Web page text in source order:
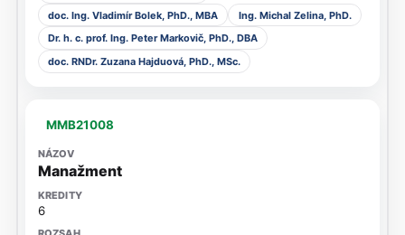
doc. Ing. Vladimír Bolek, PhD., MBA
Ing. Michal Zelina, PhD.
Dr. h. c. prof. Ing. Peter Markovič, PhD., DBA
doc. RNDr. Zuzana Hajduová, PhD., MSc.
MMB21008
Manažment
6